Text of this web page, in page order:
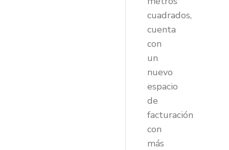
cuadrados,
cuenta
con
un
nuevo
espacio
de
facturación
con
más